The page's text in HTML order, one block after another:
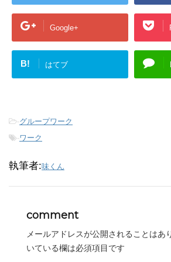
Google+
B! はてブ
-グループワーク
-ワーク
執筆者:味くん
comment
メールアドレスが公開されることはあ
いている欄は必須項目です